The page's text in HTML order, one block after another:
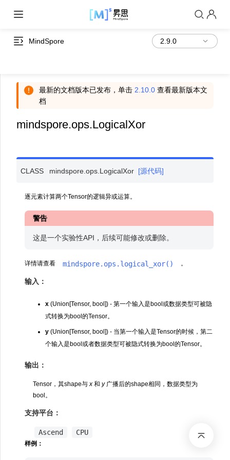
MindSpore
最新的文档版本已发布，单击 2.10.0 查看最新版本文
档
mindspore.ops.LogicalXor
CLASS mindspore.ops. LogicalXor [源代码]
逐元素计算两个Tensor的逻辑异或运算。
警告
这是一个实验性API，后续可能修改或删除。
详情请查看 mindspore.ops.logical_xor() 。
输入：
x (Union[Tensor, bool]) - 第一个输入是bool或数据类型可被隐
式转换为bool的Tensor。
y (Union[Tensor, bool]) - 当第一个输入是Tensor的时候，第二
个输入是bool或者数据类型可被隐式转换为bool的Tensor。
输出：
Tensor，其shape与x 和 y广播后的shape相同，数据类型为
bool。
支持平台：
Ascend CPU
样例：